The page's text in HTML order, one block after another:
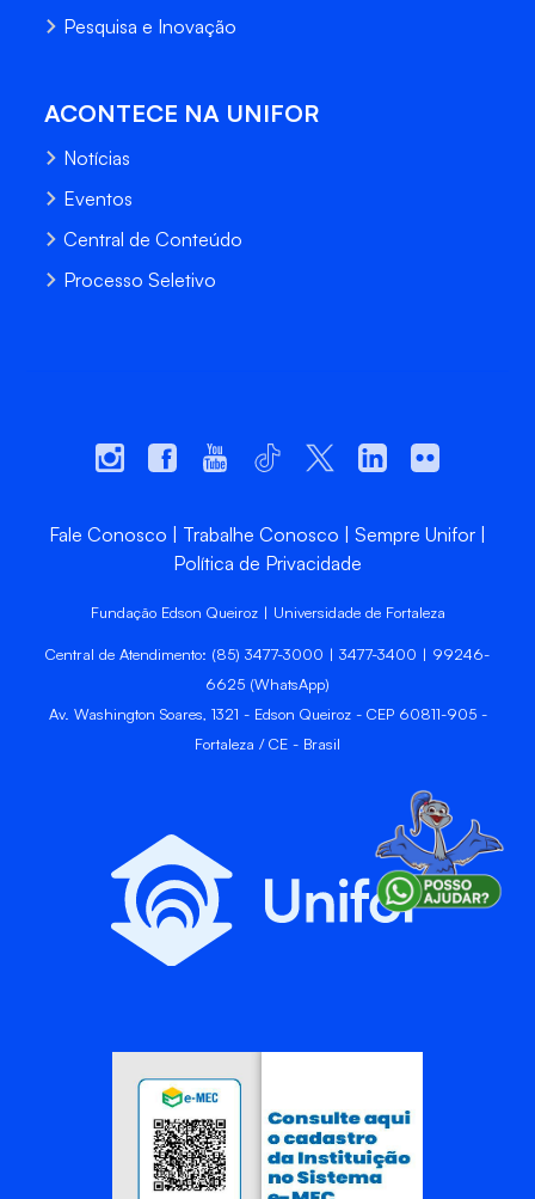
Pesquisa e Inovação
ACONTECE NA UNIFOR
Notícias
Eventos
Central de Conteúdo
Processo Seletivo
Fale Conosco Trabalhe Conosco
Sempre Unifor
Política de Privacidade
Fundação Edson Queiroz | Universidade de Fortaleza
Central de Atendimento: (85) 3477-3000 | 3477-3400 | 99246-
6625 (WhatsApp)
Av. Washington Soares, 1321 - Edson Queiroz - CEP 60811-905 -
Fortaleza / CE - Brasil